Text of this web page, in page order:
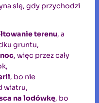
się, gdy przychodzi
terenu, a
gruntu,
, więc przez cały
, bo nie
wiatru,
na lodówkę, bo